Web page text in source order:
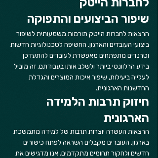
שיפור הביצועים והתפוקה
הרצאות לחברות הייטק תורמות משמעותית לשיפור
ביצועי העובדים והארגון. החשיפה לטכנולוגיות חדשות
וטרנדים מתפתחים מאפשרת לעובדים להתעדכן
בידע הרלוונטי ביותר ולשלב אותו בעבודתם. זה מוביל
לעלייה ביעילות, שיפור איכות המוצרים והגדלת
החדשנות הארגונית.
חיזוק תרבות הלמידה
הארגונית
הרצאות העשרה יוצרות תרבות של למידה מתמשכת
בארגון. העובדים מקבלים השראה לפתח כישורים
חדשים ולחקור תחומים מתקדמים. אנו מדגישים את